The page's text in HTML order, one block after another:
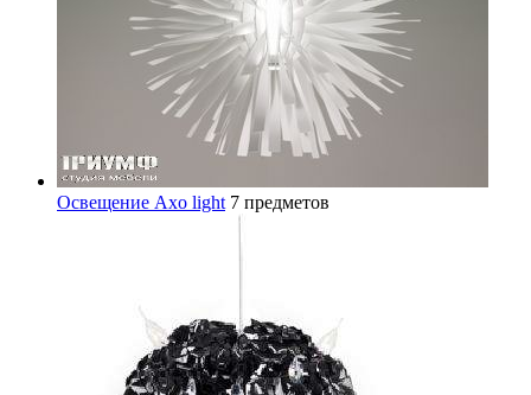
Освещение Axo light 7 предметов